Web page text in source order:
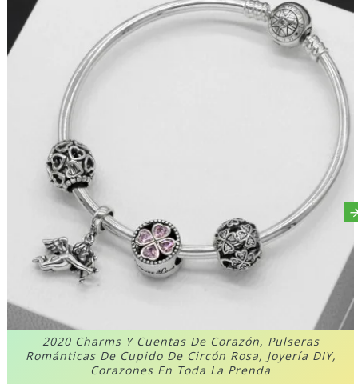
2020 Charms Y Cuentas De Corazón, Pulseras
Románticas De Cupido De Circón Rosa, Joyería DIY,
Corazones En Toda La Prenda